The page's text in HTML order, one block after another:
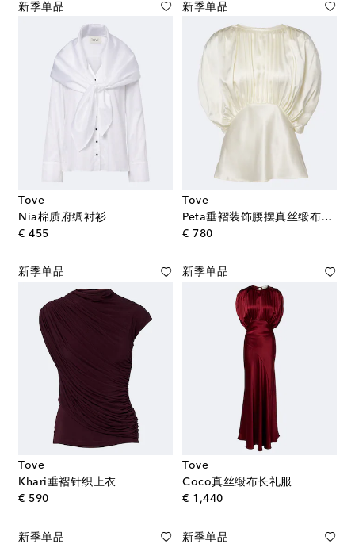
新季单品
Tove
Nia棉质府绸衬衫
€ 455original price
新季单品
Tove
Peta垂褶装饰腰摆真丝缎布上衣
€ 780original price
新季单品
Tove
Khari垂褶针织上衣
€ 590original price
新季单品
Tove
Coco真丝缎布长礼服
€ 1,440original price
新季单品 新季单品